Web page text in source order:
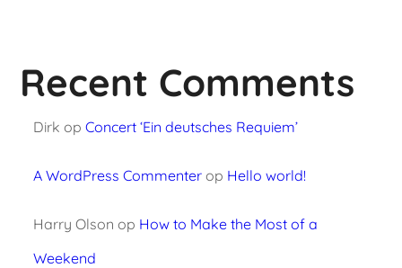
Recent Comments
Dirk op Concert ‘Ein deutsches Requiem’
A WordPress Commenterop Hello world!
Harry Olson op How to Make the Most of a
Weekend